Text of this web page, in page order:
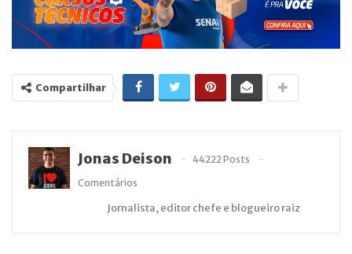
Compartilhar
Jonas Deison
44222 Posts
Comentários
Jornalista, editor chefe e blogueiro raiz